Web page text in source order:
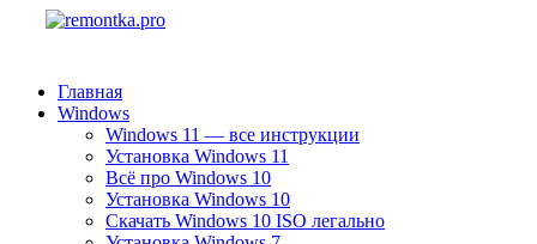
Главная
Windows
Windows 11 — все инструкции
Установка Windows 11
Всё про Windows 10
Установка Windows 10
Скачать Windows 10 ISO легально